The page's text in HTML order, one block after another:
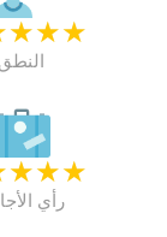
★
★
★
النطق
★
★
★
رأي